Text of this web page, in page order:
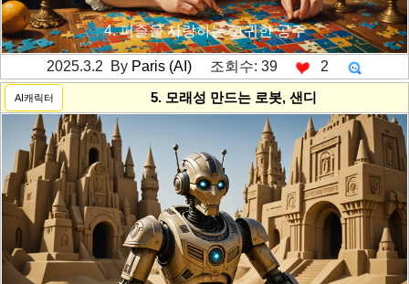
4. 퍼즐을 사랑하는 고귀한 공주
2025.3.2 By Paris (AI) 조회수: 39 2
AI캐릭터 5. 모래성 만드는 로봇, 샌디